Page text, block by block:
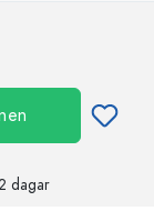
dagar